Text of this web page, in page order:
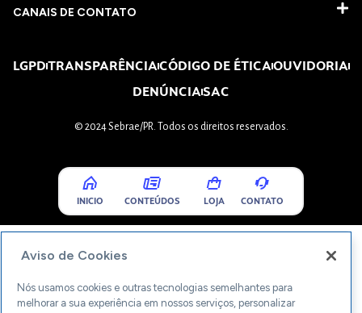
CANAIS DE CONTATO
LGPDTRANSPARÊNCIACÓDIGO DE ÉTICAOUVIDORIA
DENÚNCIASAC
© 2024 Sebrae/PR. Todos os direitos reservados.
INICIO CONTEÚDOS LOJA CONTATO
Aviso de Cookies
Nós usamos cookies e outras tecnologias semelhantes para
melhorar a sua experiência em nossos serviços, personalizar